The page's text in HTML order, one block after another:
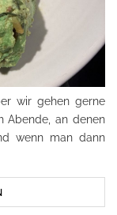
wir gehen gerne
Abende, an denen
wenn man dann